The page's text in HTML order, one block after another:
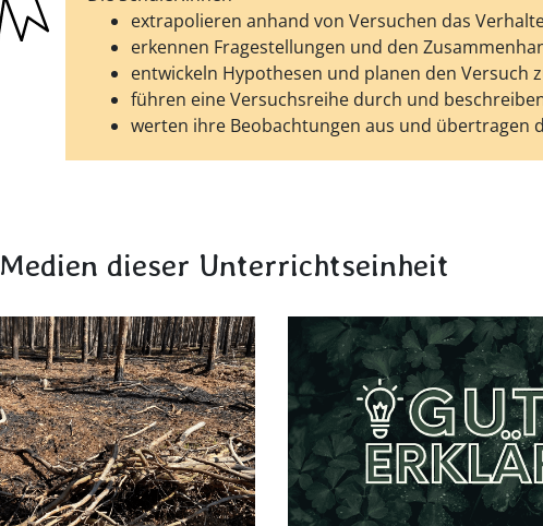
extrapolieren anhand von Versuchen das
erkennen Fragestellungen und den
entwickeln Hypothesen und planen den Versuch
führen eine Versuchsreihe durch und
werten ihre Beobachtungen aus und übertragen
Medien dieser Unterrichtseinheit